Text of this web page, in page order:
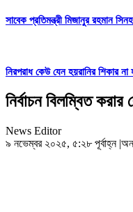
সাবেক প্রতিমন্ত্রী মিজানুর রহমান
নিরপরাধ কেউ যেন হয়রানির শিকার না
নির্বাচন বিলম্বিত
News Editor
৯ নভেম্বর ২০২৫, ৫:২৮ পূর্বাহ্ন |